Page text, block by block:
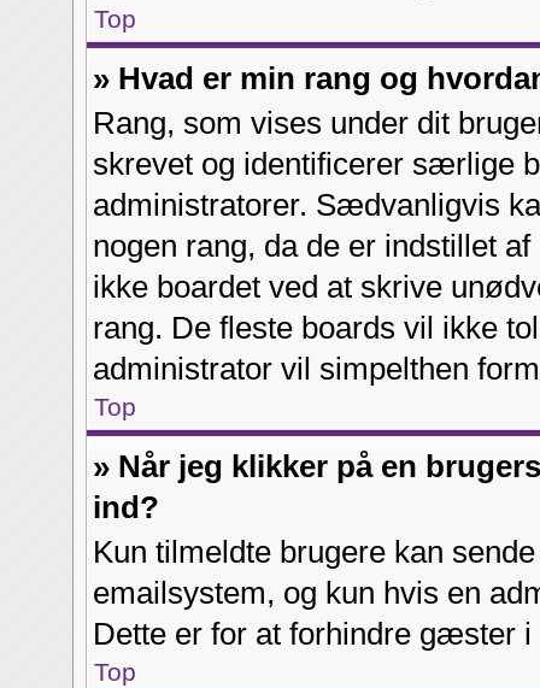
Top
» Hvad er min rang og
Rang, som vises under dit
skrevet og identificerer særlige
administratorer. Sædvanligvis
nogen rang, da de er indstillet
ikke boardet ved at skrive
rang. De fleste boards vil ikke
administrator vil simpelthen
Top
» Når jeg klikker på en
ind?
Kun tilmeldte brugere kan
emailsystem, og kun hvis en
Dette er for at forhindre gæster
Top